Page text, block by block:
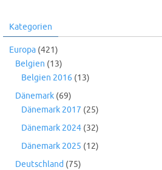
Kategorien
Europa (421)
Belgien (13)
Belgien 2016 (13)
Dänemark (69)
Dänemark 2017 (25)
Dänemark 2024 (32)
Dänemark 2025 (12)
Deutschland (75)